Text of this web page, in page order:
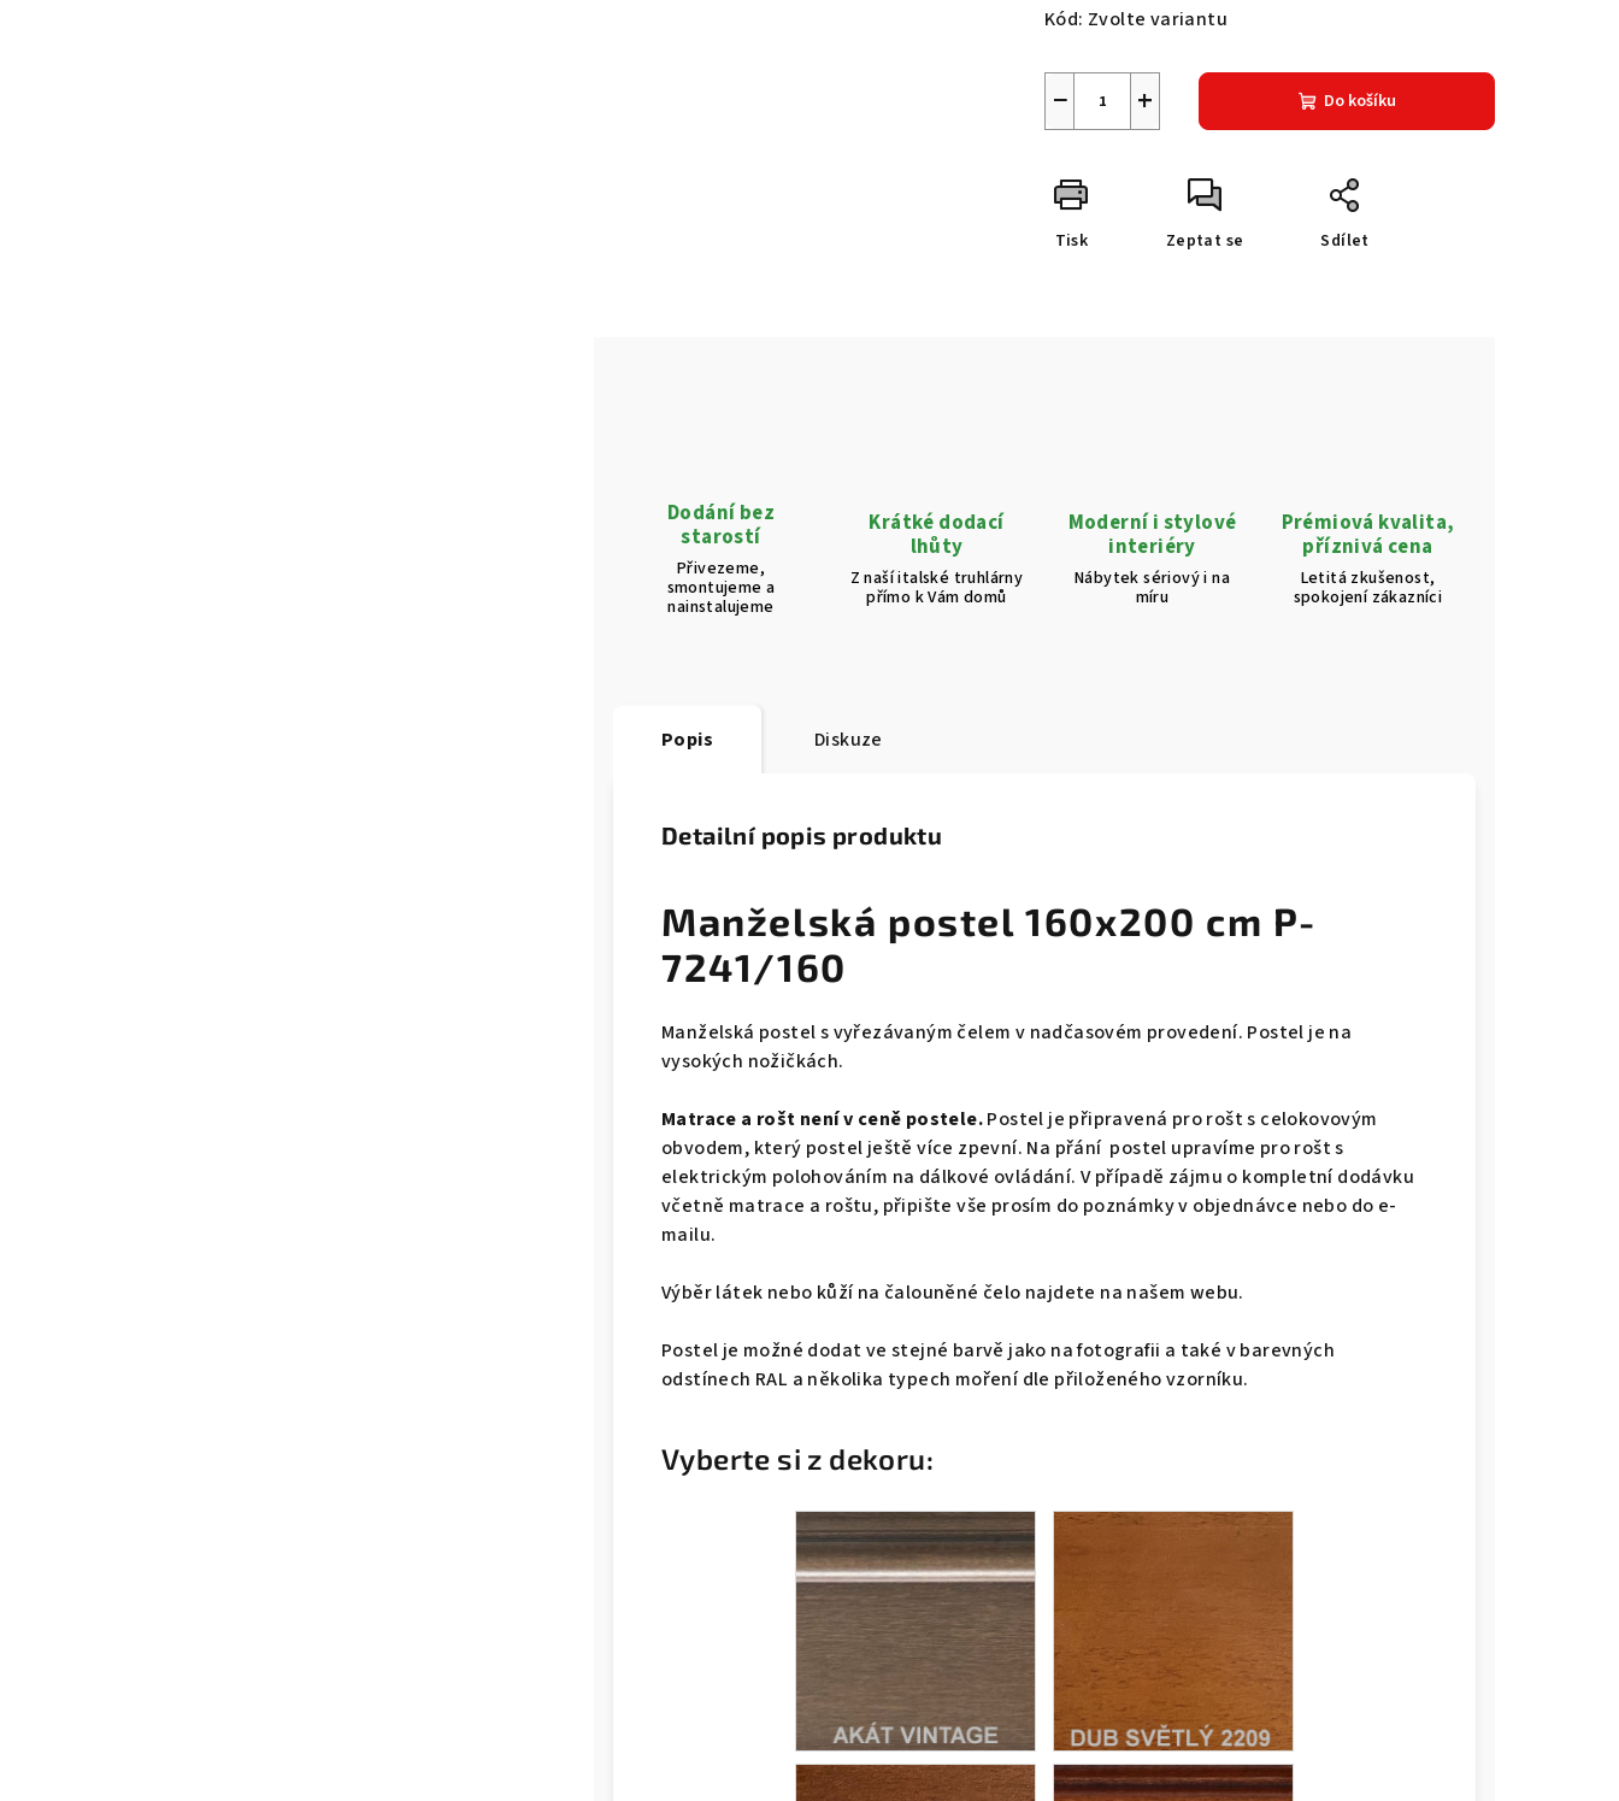
Kód: Zvolte variantu
+
− Do košíku
Tisk Zeptat se Sdílet
Dodání bez
starostí
Přivezeme,
smontujeme a
nainstalujeme
Krátké dodací
lhůty
Z naší italské truhlárny
přímo k Vám domů
Moderní i stylové
interiéry
Nábytek sériový i na
míru
Prémiová kvalita,
příznivá cena
Letitá zkušenost,
spokojení zákazníci
Popis Diskuze
Detailní popis produktu
Manželská postel 160x200 cm P-
7241/160
Manželská postel s vyřezávaným čelem v nadčasovém provedení. Postel je na
vysokých nožičkách.
Matrace a rošt není v ceně postele.Postel je připravená pro rošt s celokovovým
obvodem, který postel ještě více zpevní. Na přání postel upravíme pro rošt s
elektrickým polohováním na dálkové ovládání. V případě zájmu o kompletní dodávku
včetně matrace a roštu, připište vše prosím do poznámky v objednávce nebo do e-
mailu.
Výběr látek nebo kůží na čalouněné čelo najdete na našem webu.
Postel je možné dodat ve stejné barvě jako na fotografii a také v barevných
odstínech RAL a několika typech moření dle přiloženého vzorníku.
Vyberte si z dekoru: